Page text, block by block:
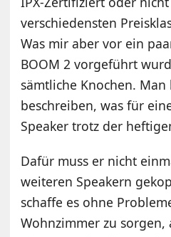
verschiedensten
Was mir aber vor ein
BOOM 2 vorgeführt
sämtliche Knochen.
beschreiben, was für
Speaker trotz der
Dafür muss er nicht
weiteren Speakern
schaffe es ohne
Wohnzimmer zu